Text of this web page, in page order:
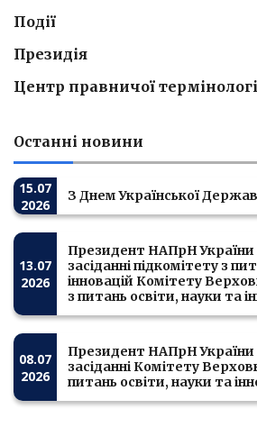
Події
Президія
Центр правничої
Останні новини
15.07
2026
З Днем Української
13.07
2026
Президент НАПрН України
засіданні підкомітету з
інновацій Комітету
з питань освіти, науки та
08.07
2026
Президент НАПрН України
засіданні Комітету
питань освіти, науки та